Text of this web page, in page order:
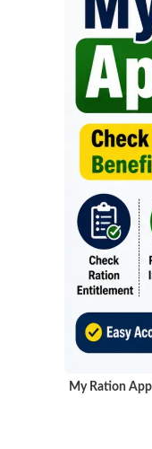
My Ration